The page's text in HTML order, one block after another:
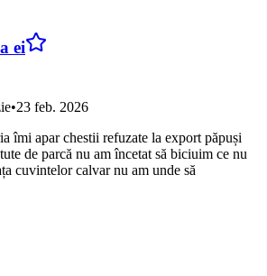
ei
•23 feb. 2026
îmi apar chestii refuzate la export păpuși
de parcă nu am încetat să biciuim ce nu
cuvintelor calvar nu am unde să